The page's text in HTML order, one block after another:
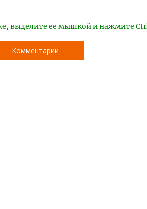
выделите ее мышкой и нажмите
Комментарии